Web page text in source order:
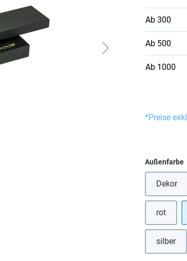
Ab 300
Ab 500
Ab 1000
*Preise
Außenfarbe
Dekor
rot
silber